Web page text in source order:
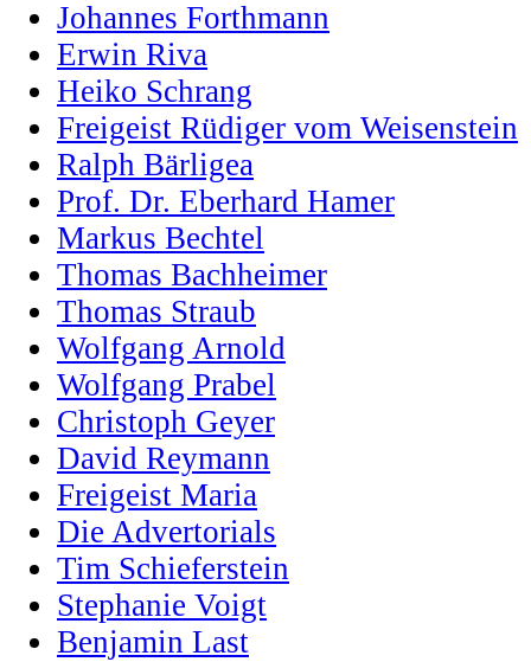
Johannes Forthmann
Erwin Riva
Heiko Schrang
Freigeist Rüdiger vom Weisenstein
Ralph Bärligea
Prof. Dr. Eberhard Hamer
Markus Bechtel
Thomas Bachheimer
Thomas Straub
Wolfgang Arnold
Wolfgang Prabel
Christoph Geyer
David Reymann
Freigeist Maria
Die Advertorials
Tim Schieferstein
Stephanie Voigt
Benjamin Last